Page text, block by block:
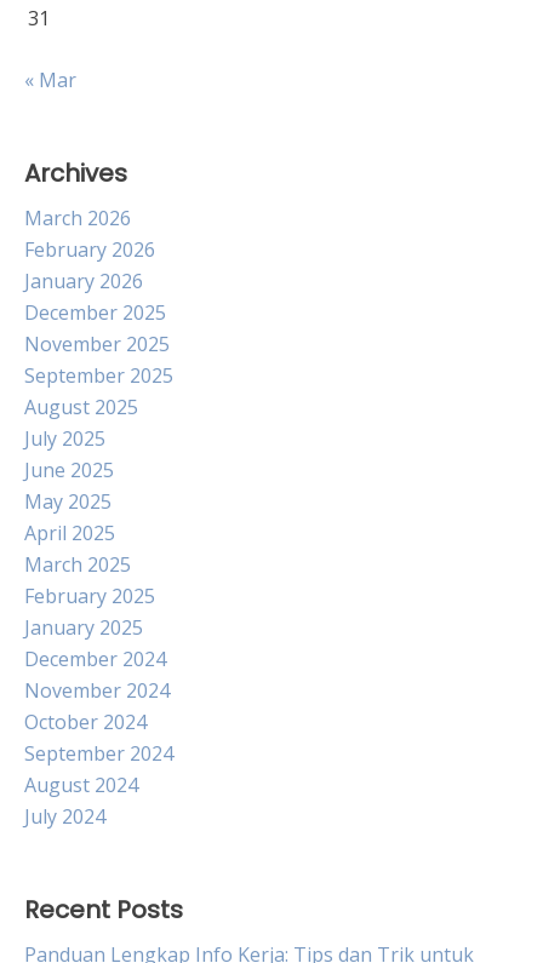
31
« Mar
Archives
March 2026
February 2026
January 2026
December 2025
November 2025
September 2025
August 2025
July 2025
June 2025
May 2025
April 2025
March 2025
February 2025
January 2025
December 2024
November 2024
October 2024
September 2024
August 2024
July 2024
Recent Posts
Panduan Lengkap Info Kerja: Tips dan Trik untuk